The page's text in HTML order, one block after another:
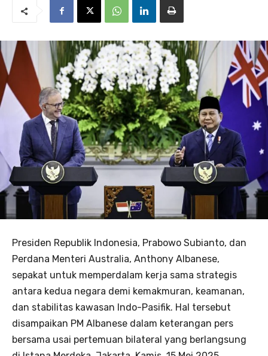
Presiden Republik Indonesia, Prabowo Subianto, dan
Perdana Menteri Australia, Anthony Albanese,
sepakat untuk memperdalam kerja sama strategis
antara kedua negara demi kemakmuran, keamanan,
dan stabilitas kawasan Indo-Pasifik. Hal tersebut
disampaikan PM Albanese dalam keterangan pers
bersama usai pertemuan bilateral yang berlangsung